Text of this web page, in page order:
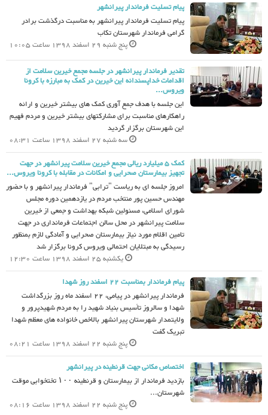
پیام تسلیت فرماندار پیرانشهر
پیام تسلیت فرماندار پیرانشهر به مناسبت درگذشت برادر
گرامی فرماندار شهرستان تکاب
پنج شنبه 29 اسفند 1398 ساعت 10:05
تقدیر فرماندار پیرانشهر در جلسه مجمع خیرین سلامت از
اقدامات خداپسندانه این خیرین در کمک به مبارزه با کرونا
ویروس...
این جلسه با هدف جمع آوری کمک های بیشتر خیرین و ارائه
راهکارهای مناسبت برای مشارکتهای بیشتر خیرین و مردم فهیم
این شهرستان برگزار گردید
سه شنبه 27 اسفند 1398 ساعت 08:31
کمک ۵ میلیارد ریالی مجمع خیرین سلامت پیرانشهر در جهت
تجهیز بیمارستان صحرایی و امکانات در مقابله با کرونا ویروس...
امروز جلسه ای به ریاست "ترابی" فرماندار پیرانشهر و با حضور
مهندس حسین پور منتخب مردم در یازدهمین دوره مجلس
شورای اسلامی، مسئولین شبکه بهداشت و جمعی از خیرین
سلامت پیرانشهر در محل سالن اجتماعات فرمانداری در جهت
تامین اقلام مورد نیاز بیمارستان صحرایی و آمادگی لازم بمنظور
رسیدگی به مبتلایان احتمالی ویروس کرونا برگزار شد
یکشنبه 25 اسفند 1398 ساعت 12:30
پیام فرماندار بمناسبت 22 اسفند روز شهدا
فرماندار پیرانشهر در پیامی، 22 اسفند ماه روز بزرگداشت
شهدا و سالروز تأسیس بنیاد شهید را به مردم شهیدپرور و
ولایتمدار شهرستان پیرانشهر بالاخص خانواده های معظم شهدا
تبریک گفت
پنج شنبه 22 اسفند 1398 ساعت 08:21
اختصاص مکانی جهت قرنطینه در پیرانشهر
بازدید فرماندار از بیمارستان و قرنطینه ۱۰۰ تختخوابی موقت
شهرستان...
پنج شنبه 22 اسفند 1398 ساعت 08:16